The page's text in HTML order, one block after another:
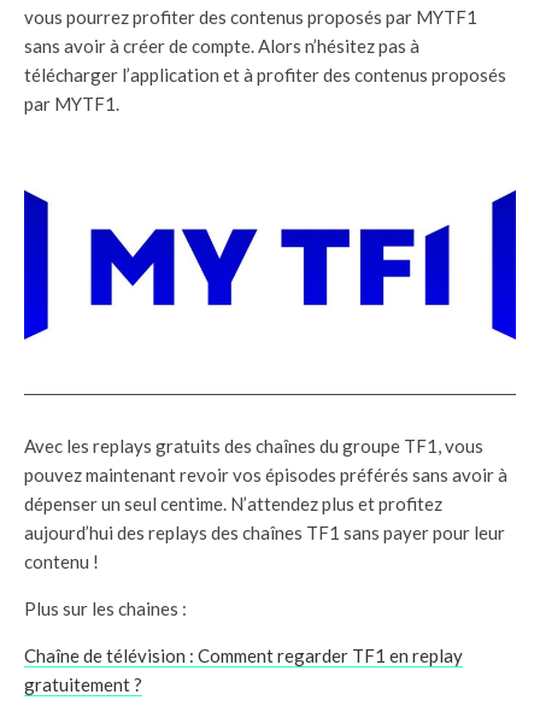
vous pourrez profiter des contenus proposés par MYTF1
sans avoir à créer de compte. Alors n’hésitez pas à
télécharger l’application et à profiter des contenus proposés
par MYTF1.
Avec les replays gratuits des chaînes du groupe TF1, vous
pouvez maintenant revoir vos épisodes préférés sans avoir à
dépenser un seul centime. N’attendez plus et profitez
aujourd’hui des replays des chaînes TF1 sans payer pour leur
contenu !
Plus sur les chaines :
Chaîne de télévision : Comment regarder TF1 en replay
gratuitement ?